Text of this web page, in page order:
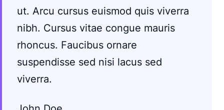
ut. Arcu cursus euismod quis viverra
nibh. Cursus vitae congue mauris
rhoncus. Faucibus ornare
suspendisse sed nisi lacus sed
viverra.